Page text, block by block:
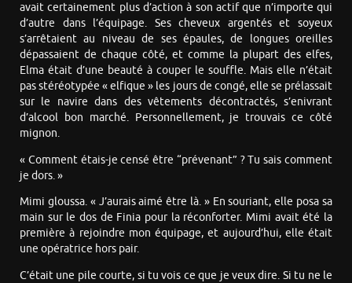
avait certainement plus d’action à son actif que n’importe qui
d’autre dans l’équipage. Ses cheveux argentés et soyeux
s’arrêtaient au niveau de ses épaules, de longues oreilles
dépassaient de chaque côté, et comme la plupart des elfes,
Elma était d’une beauté à couper le souffle. Mais elle n’était
pas stéréotypée « elfique » les jours de congé, elle se prélassait
sur le navire dans des vêtements décontractés, s’enivrant
d’alcool bon marché. Personnellement, je trouvais ce côté
mignon.
« Comment étais-je censé être “prévenant” ? Tu sais comment
je dors. »
Mimi gloussa. « J’aurais aimé être là. » En souriant, elle posa sa
main sur le dos de Finia pour la réconforter. Mimi avait été la
première à rejoindre mon équipage, et aujourd’hui, elle était
une opératrice hors pair.
C’était une pile courte, si tu vois ce que je veux dire. Si tu ne le